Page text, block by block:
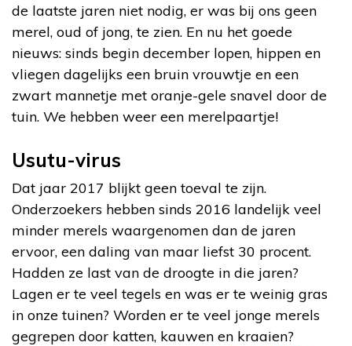
de laatste jaren niet nodig, er was bij ons geen
merel, oud of jong, te zien. En nu het goede
nieuws: sinds begin december lopen, hippen en
vliegen dagelijks een bruin vrouwtje en een
zwart mannetje met oranje-gele snavel door de
tuin. We hebben weer een merelpaartje!
Usutu-virus
Dat jaar 2017 blijkt geen toeval te zijn.
Onderzoekers hebben sinds 2016 landelijk veel
minder merels waargenomen dan de jaren
ervoor, een daling van maar liefst 30 procent.
Hadden ze last van de droogte in die jaren?
Lagen er te veel tegels en was er te weinig gras
in onze tuinen? Worden er te veel jonge merels
gegrepen door katten, kauwen en kraaien?